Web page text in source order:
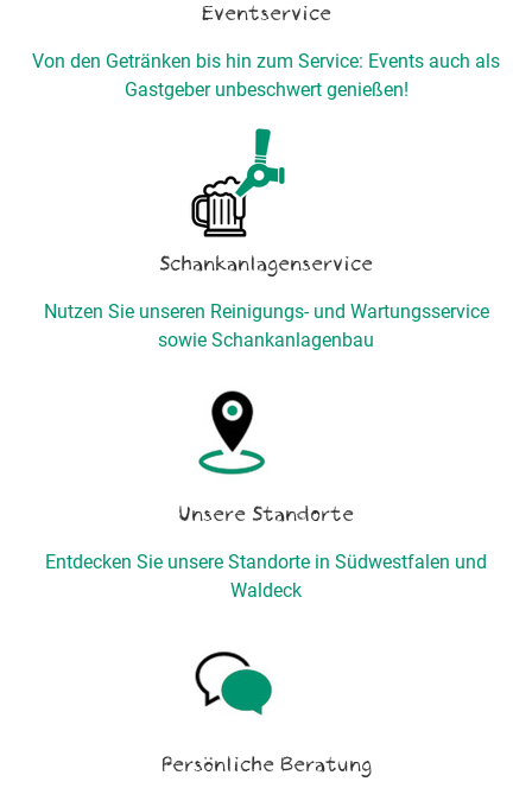
Eventservice
Von den Getränken bis hin zum Service: Events auch als
Gastgeber unbeschwert genießen!
Schankanlagenservice
Nutzen Sie unseren Reinigungs- und Wartungsservice
sowie Schankanlagenbau
Unsere Standorte
Entdecken Sie unsere Standorte in Südwestfalen und
Waldeck
Persönliche Beratung